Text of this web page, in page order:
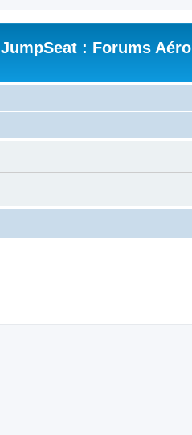
JumpSeat : Forums